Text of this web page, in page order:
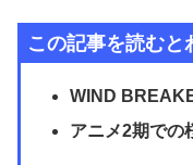
この記事を読むと
WIND
アニメ2期での